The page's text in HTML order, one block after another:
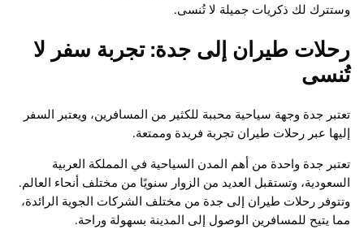
وستترك لك ذكريات جميلة لا تُنسى.
رحلات طيران إلى جدة: تجربة سفر لا
تُنسى
تعتبر جدة وجهة سياحية محببة للكثير من المسافرين، ويعتبر السفر
إليها عبر رحلات طيران تجربة فريدة وممتعة.
تعتبر جدة واحدة من أهم المدن السياحية في المملكة العربية
السعودية، وتستقبل العديد من الزوار سنويًا من مختلف أنحاء العالم.
وتتوفر رحلات طيران إلى جدة من مختلف الشركات الجوية الرائدة،
مما يتيح للمسافرين الوصول إلى المدينة بسهولة وراحة.